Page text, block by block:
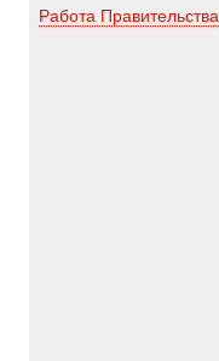
Работа Правительства